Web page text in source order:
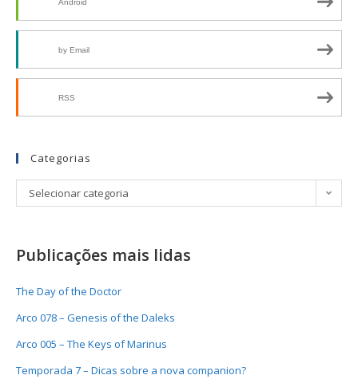
Android
by Email
RSS
Categorias
Selecionar categoria
Publicações mais lidas
The Day of the Doctor
Arco 078 – Genesis of the Daleks
Arco 005 – The Keys of Marinus
Temporada 7 – Dicas sobre a nova companion?